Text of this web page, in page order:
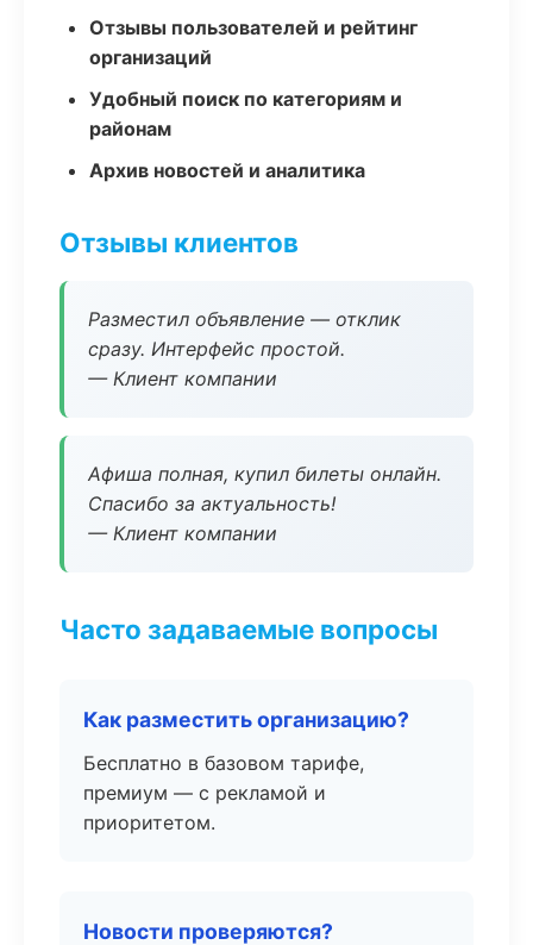
Отзывы пользователей и рейтинг
организаций
Удобный поиск по категориям и
районам
Архив новостей и аналитика
Отзывы клиентов
Разместил объявление — отклик
сразу. Интерфейс простой.
— Клиент компании
Афиша полная, купил билеты онлайн.
Спасибо за актуальность!
— Клиент компании
Часто задаваемые вопросы
Как разместить организацию?
Бесплатно в базовом тарифе,
премиум — с рекламой и
приоритетом.
Новости проверяются?